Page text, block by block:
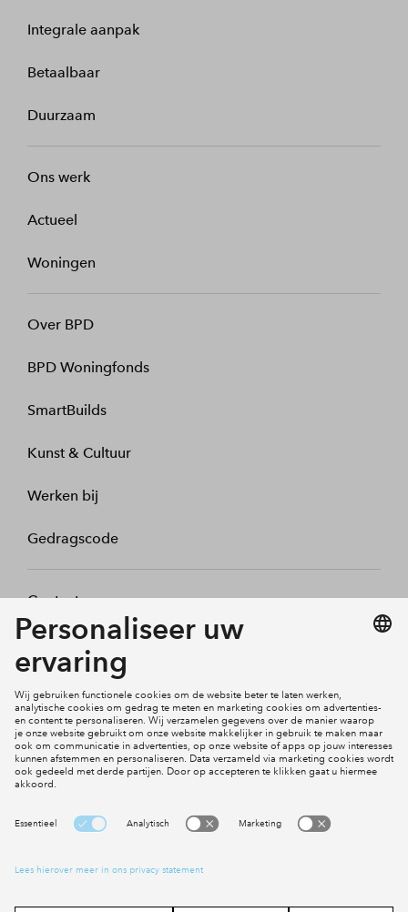
Integrale aanpak
Betaalbaar
Duurzaam
Ons werk
Actueel
Woningen
Over BPD
BPD Woningfonds
SmartBuilds
Kunst & Cultuur
Werken bij
Gedragscode
Contact
Mijn profiel
Social Media
Cookies